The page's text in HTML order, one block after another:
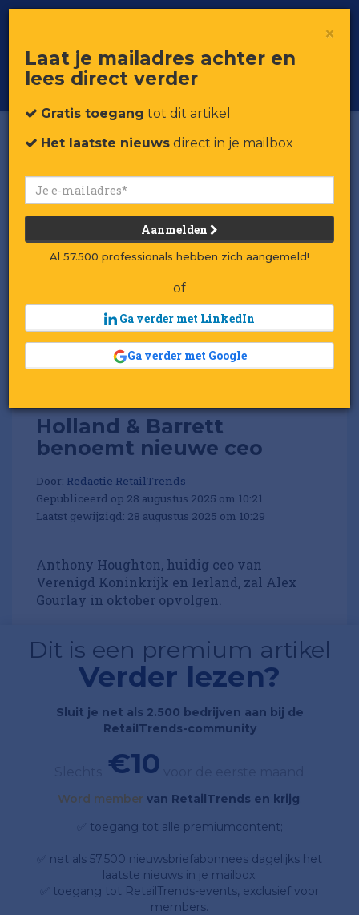
Voor professionals in retail & brands
Toggle
Holland & Barrett
benoemt nieuwe ceo
Door: Redactie RetailTrends
Gepubliceerd op 28 augustus 2025 om 10:21
Laatst gewijzigd: 28 augustus 2025 om 10:29
Anthony Houghton, huidig ceo van
Verenigd Koninkrijk en Ierland, zal Alex
Gourlay in oktober opvolgen.
Dit is een premium artikel
Verder lezen?
Sluit je net als 2.500 bedrijven aan bij de
RetailTrends-community
€10
Word member van RetailTrends en krijg;
✅ toegang tot alle premiumcontent;
✅ net als 57.500 nieuwsbriefabonnees dagelijks het
laatste nieuws in je mailbox;
✅ toegang tot RetailTrends-events, exclusief voor
members.
×
Laat je mailadres achter en
lees direct verder
Gratis toegang tot dit artikel
Het laatste nieuws direct in je mailbox
Aanmelden
Al 57.500 professionals hebben zich aangemeld!
of
Ga verder met LinkedIn
Ga verder met Google